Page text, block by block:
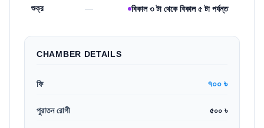
শুক্র — বিকাল ৩ টা থেকে বিকাল ৫ টা পর্যন্ত
CHAMBER DETAILS
ফি ৭০০ ৳
পুরাতন রোগী ৫০০ ৳